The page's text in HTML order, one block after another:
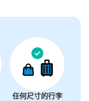
任何尺寸的行李